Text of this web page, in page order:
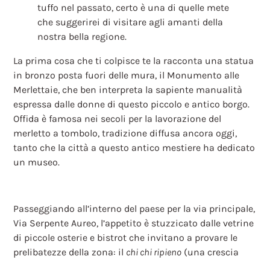
tuffo nel passato, certo è una di quelle mete
che suggerirei di visitare agli amanti della
nostra bella regione.
La prima cosa che ti colpisce te la racconta una statua
in bronzo posta fuori delle mura, il Monumento alle
Merlettaie, che ben interpreta la sapiente manualità
espressa dalle donne di questo piccolo e antico borgo.
Offida è famosa nei secoli per la lavorazione del
merletto a tombolo, tradizione diffusa ancora oggi,
tanto che la città a questo antico mestiere ha dedicato
un museo.
Passeggiando all’interno del paese per la via principale,
Via Serpente Aureo, l’appetito è stuzzicato dalle vetrine
di piccole osterie e bistrot che invitano a provare le
prelibatezze della zona: il chi chi ripieno (una crescia